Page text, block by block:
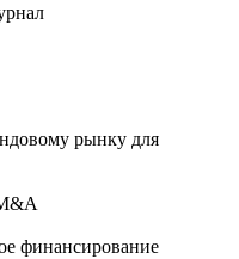
рынку для
финансирование